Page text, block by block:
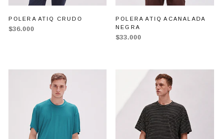
POLERA ATIQ CRUDO
$36.000
POLERA ATIQ ACANALADA
NEGRA
$33.000